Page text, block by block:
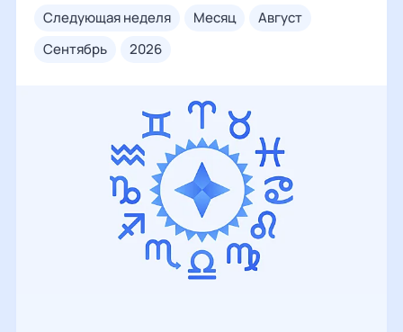
следующая неделя
месяц
август
сентябрь
2026